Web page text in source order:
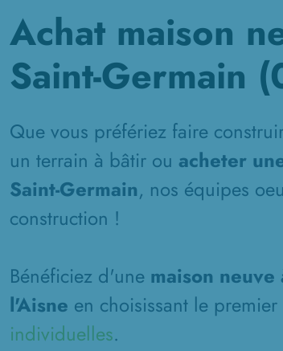
Achat maison
Saint-Germain
Que vous préfériez faire
un terrain à bâtir ou acheter
Saint-Germain, nos équipes
construction !
Bénéficiez d'une maison neuve
l'Aisne en choisissant le premier
individuelles.